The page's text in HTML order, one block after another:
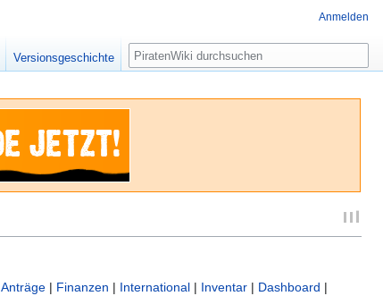
Anträge | Finanzen | International | Inventar | Dashboard |
Anmelden
Versionsgeschichte Suche